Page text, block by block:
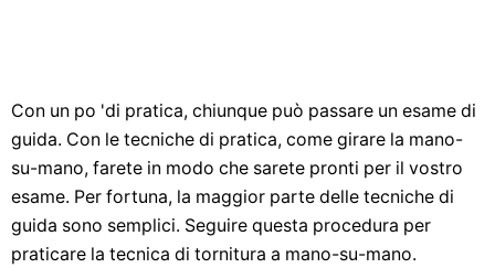
Con un po 'di pratica, chiunque può passare un esame di
guida. Con le tecniche di pratica, come girare la mano-
su-mano, farete in modo che sarete pronti per il vostro
esame. Per fortuna, la maggior parte delle tecniche di
guida sono semplici. Seguire questa procedura per
praticare la tecnica di tornitura a mano-su-mano.